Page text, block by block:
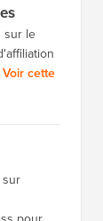
sur le
Voir cette